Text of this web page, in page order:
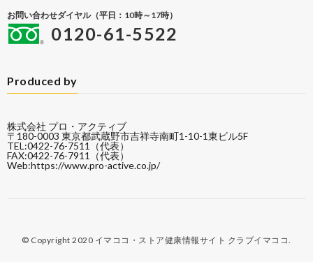
お問い合わせダイヤル（平日：10時～17時）
0120-61-5522
Produced by
株式会社 プロ・アクティブ
〒180-0003 東京都武蔵野市吉祥寺南町1-10-1東ビル5F
TEL:0422-76-7511（代表）
FAX:0422-76-7911（代表）
Web:https://www.pro-active.co.jp/
© Copyright 2020 イマココ・ストア健康情報サイト クラブイマココ